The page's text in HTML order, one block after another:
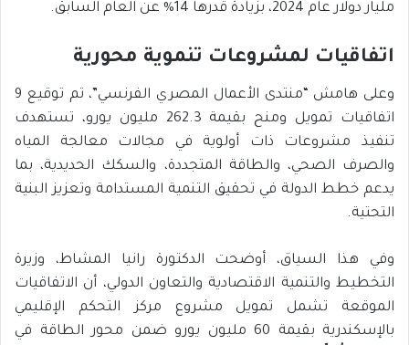
مليار دولار عام 2024، بزيادة قدرها 14% عن العام السابق.
اتفاقيات لمشروعات تنموية محورية
وعلى هامش “منتدى الأعمال المصري الفرنسي”، تم توقيع 9
اتفاقيات تمويل ومنح بقيمة 262.3 مليون يورو، تستهدف
تنفيذ مشروعات ذات أولوية في مجالات معالجة المياه
والصرف الصحي، والطاقة المتجددة، والسكك الحديدية، بما
يدعم خطط الدولة في تحقيق التنمية المستدامة وتعزيز البنية
التحتية.
وفي هذا السياق، أوضحت الدكتورة رانيا المشاط، وزيرة
التخطيط والتنمية الاقتصادية والتعاون الدولي، أن الاتفاقيات
الموقعة تشمل تمويل مشروع مركز التحكم الإقليمي
بالإسكندرية بقيمة 60 مليون يورو ضمن محور الطاقة في